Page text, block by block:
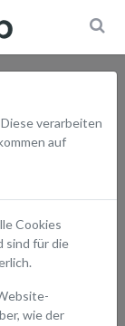
verarbeiten
auf
Cookies
sind für die
wie der